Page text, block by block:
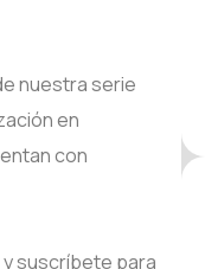
nuestra serie
en
con
suscríbete para